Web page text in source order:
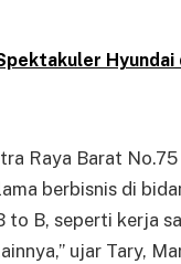
Raya Barat
berbisnis di
B, seperti kerja
ujar Tary,